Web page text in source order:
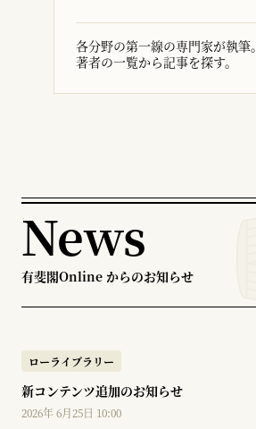
各分野の第一線の専門家が執筆。
著者の一覧から記事を探す。
News
有斐閣Online からのお知らせ
ローライブラリー
新コンテンツ追加のお知らせ
2026年 6月25日 10:00